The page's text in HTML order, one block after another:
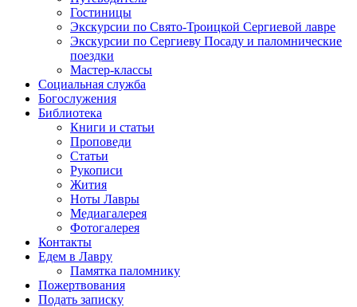
Гостиницы
Экскурсии по Свято-Троицкой Сергиевой лавре
Экскурсии по Сергиеву Посаду и паломнические
поездки
Мастер-классы
Социальная служба
Богослужения
Библиотека
Книги и статьи
Проповеди
Статьи
Рукописи
Жития
Ноты Лавры
Медиагалерея
Фотогалерея
Контакты
Едем в Лавру
Памятка паломнику
Пожертвования
Подать записку